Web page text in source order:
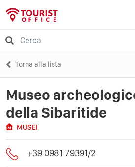
Torna alla lista
Museo
della Sibaritide
MUSEI
+39 0981 79391/2